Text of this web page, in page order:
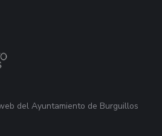
del Ayuntamiento de Burguillos